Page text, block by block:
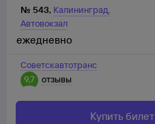
№ 543, Калининград,
Автовокзал
Советскавтотранc
9,7
отзывы
ежедневно
Купить билет